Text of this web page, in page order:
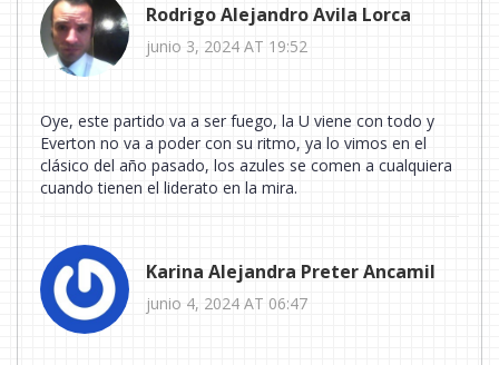
Rodrigo Alejandro Avila Lorca
junio 3, 2024 AT 19:52
Oye, este partido va a ser fuego, la U viene con todo y
Everton no va a poder con su ritmo, ya lo vimos en el
clásico del año pasado, los azules se comen a cualquiera
cuando tienen el liderato en la mira.
Karina Alejandra Preter Ancamil
junio 4, 2024 AT 06:47